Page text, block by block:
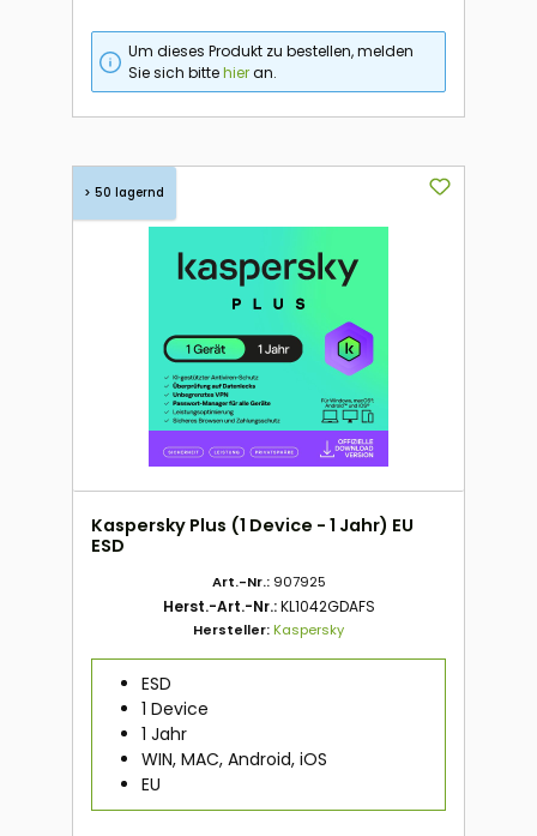
Um dieses Produkt zu bestellen, melden
Sie sich bittehieran.
> 50 lagernd
Kaspersky Plus (1 Device - 1 Jahr) EU
ESD
Art.-Nr.: 907925
Herst.-Art.-Nr.:KL1042GDAFS
Hersteller:Kaspersky
ESD
1 Device
1 Jahr
WIN, MAC, Android, iOS
EU